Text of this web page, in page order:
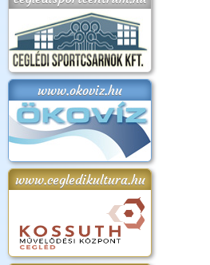
www.okoviz.hu
www.cegledikultura.hu
2018.
Kossuth Toborzó
Ünnepély
Szent István Ünnepe
(2017. 08. 20.)